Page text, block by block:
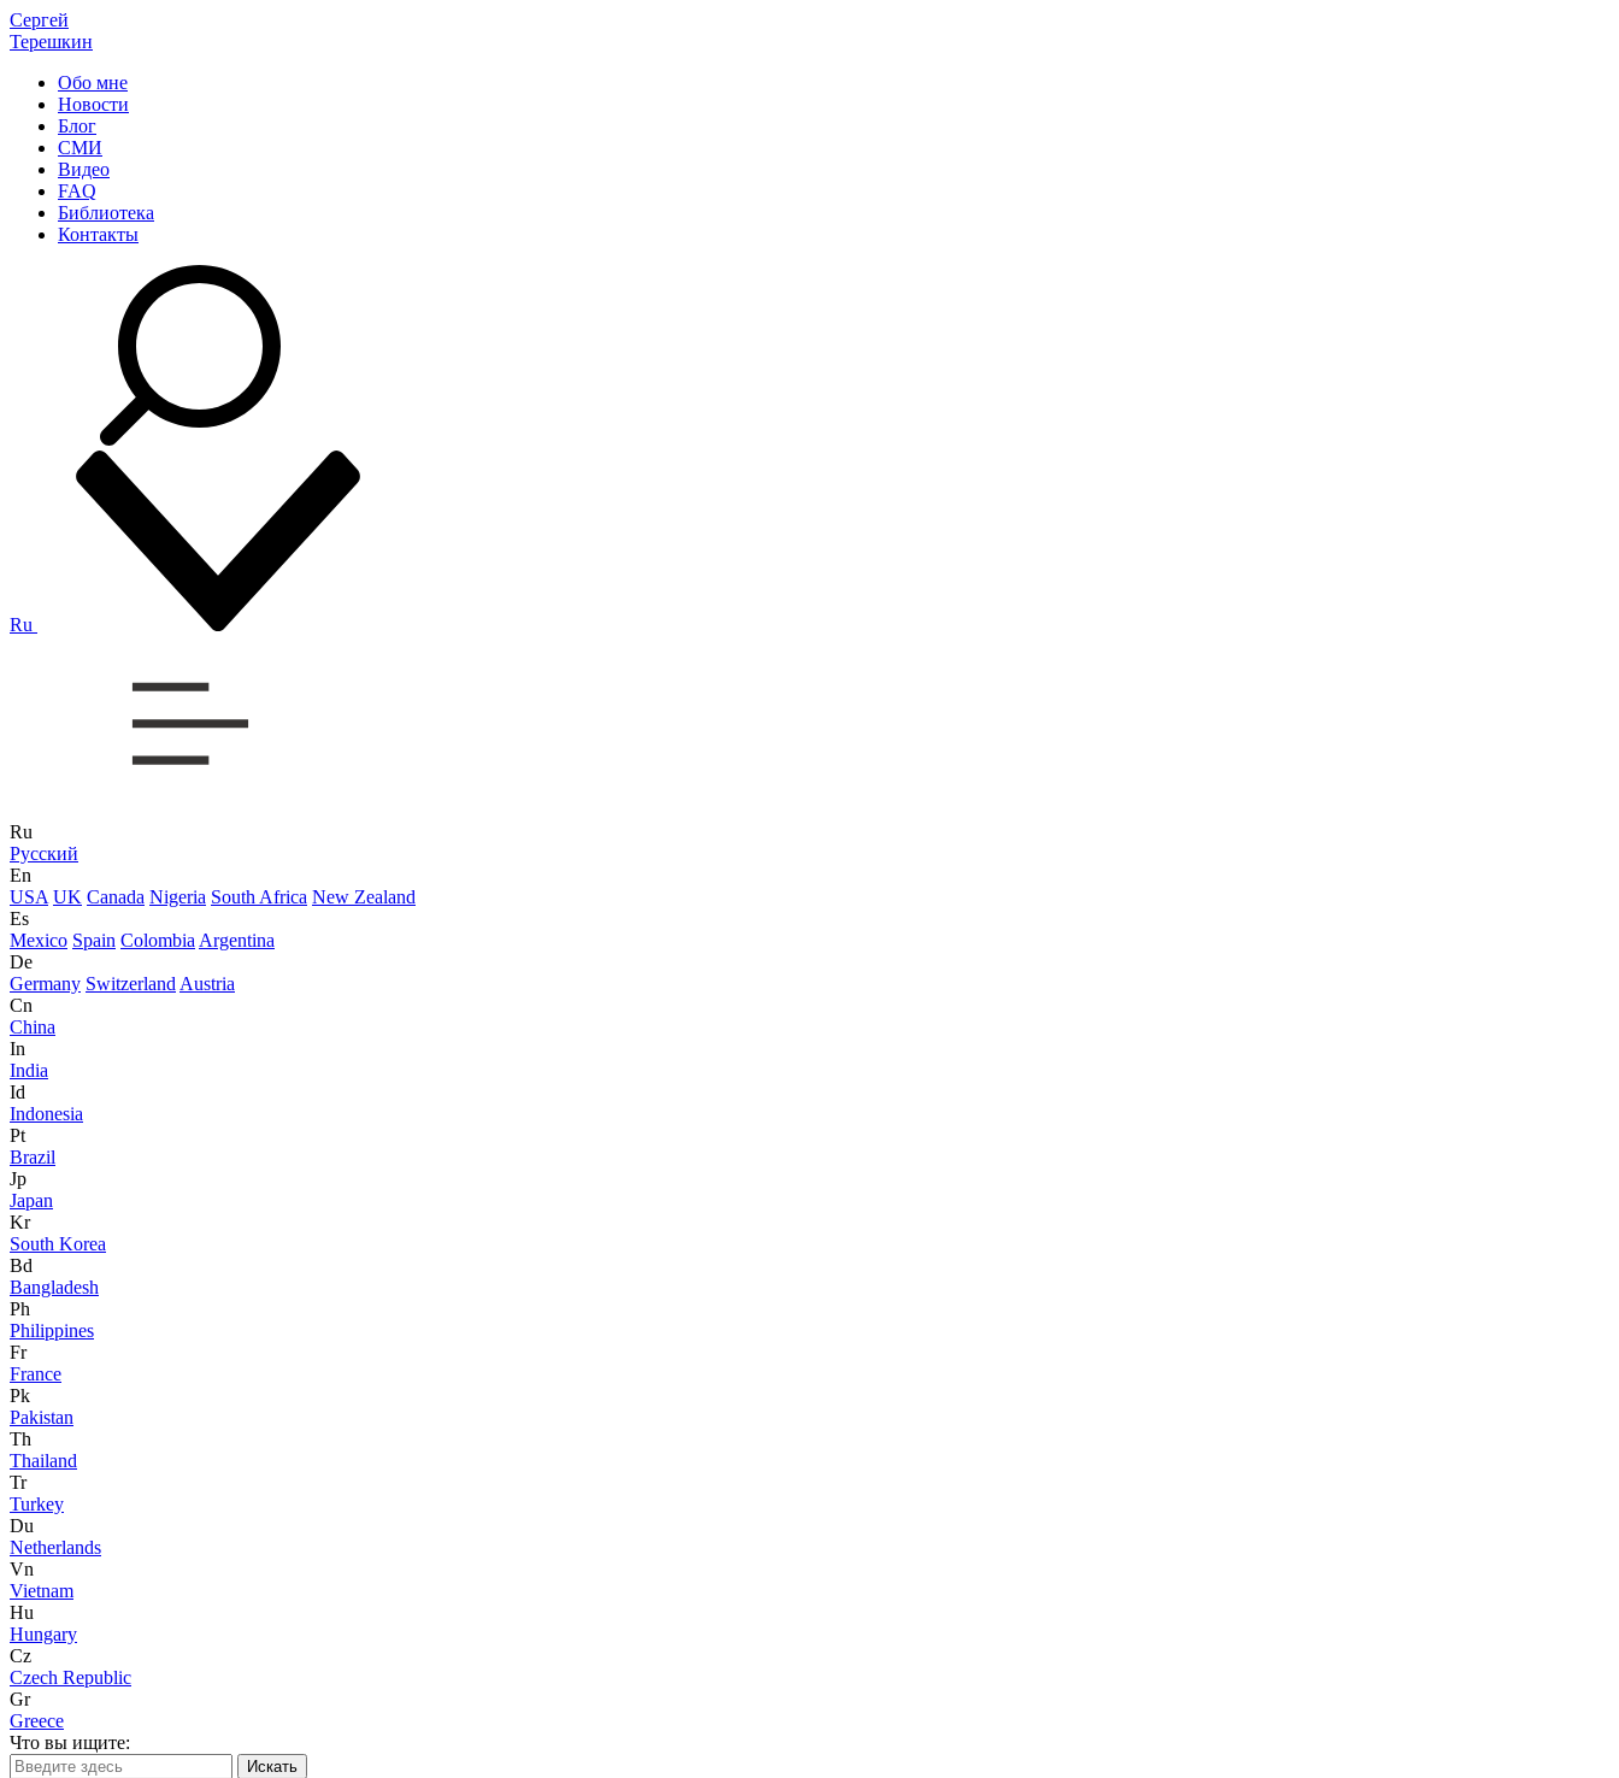
Сергей
Терешкин
Обо мне
Новости
Блог
СМИ
Видео
FAQ
Библиотека
Контакты
Ru
Ru
Русский
En
USA UK Canada Nigeria South Africa New Zealand
Es
Mexico Spain Colombia Argentina
De
Germany Switzerland Austria
Cn
China
In
India
Id
Indonesia
Pt
Brazil
Jp
Japan
Kr
South Korea
Bd
Bangladesh
Ph
Philippines
Fr
France
Pk
Pakistan
Th
Thailand
Tr
Turkey
Du
Netherlands
Vn
Vietnam
Hu
Hungary
Cz
Czech Republic
Gr
Greece
Что вы ищите: